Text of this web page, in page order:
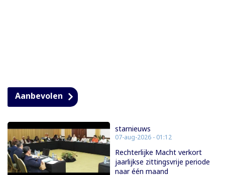
Aanbevolen
starnieuws
07-aug-2026 - 01:12
Rechterlijke Macht verkort
jaarlijkse zittingsvrije periode
naar één maand